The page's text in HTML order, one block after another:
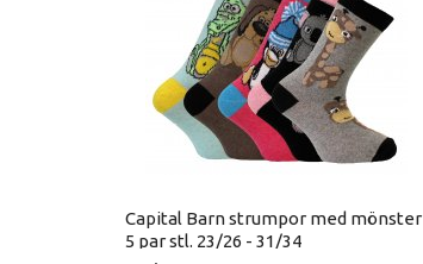
Capital Barn strumpor med mönster
5 par stl. 23/26 - 31/34